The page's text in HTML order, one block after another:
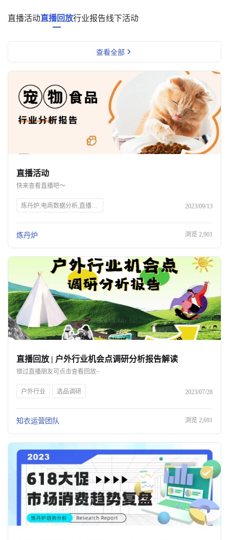
消费者说
解决方案
金融市场解决方案
电商解决方案
资源中心
关于我们
公司介绍
商机推荐
直播活动直播回放行业报告线下活动
查看全部
直播活动
快来查看直播吧～
炼丹炉,电商数据分析,直播行业解读,宠物行业解读,知衣科技,AI大数据,服装AI 2023/09/13
炼丹炉 浏览 2,901
直播回放 | 户外行业机会点调研分析报告解读
错过直播朋友可点击查看回放~
户外行业 选品调研 2023/07/28
知衣运营团队 浏览 2,691